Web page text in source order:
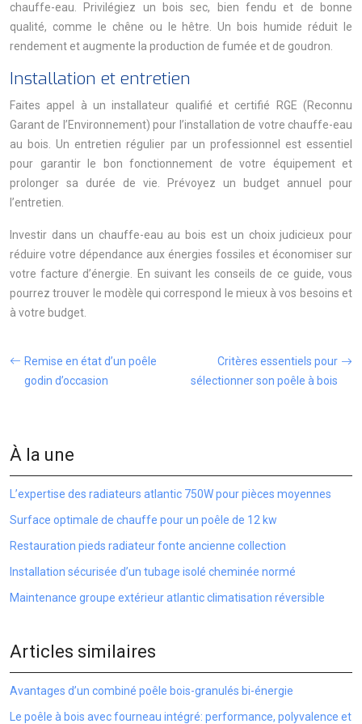
chauffe-eau. Privilégiez un bois sec, bien fendu et de bonne
qualité, comme le chêne ou le hêtre. Un bois humide réduit le
rendement et augmente la production de fumée et de goudron.
Installation et entretien
Faites appel à un installateur qualifié et certifié RGE (Reconnu
Garant de l’Environnement) pour l’installation de votre chauffe-eau
au bois. Un entretien régulier par un professionnel est essentiel
pour garantir le bon fonctionnement de votre équipement et
prolonger sa durée de vie. Prévoyez un budget annuel pour
l’entretien.
Investir dans un chauffe-eau au bois est un choix judicieux pour
réduire votre dépendance aux énergies fossiles et économiser sur
votre facture d’énergie. En suivant les conseils de ce guide, vous
pourrez trouver le modèle qui correspond le mieux à vos besoins et
à votre budget.
Remise en état d’un poêle
godin d’occasion
Critères essentiels pour
sélectionner son poêle à bois
À la une
L’expertise des radiateurs atlantic 750W pour pièces moyennes
Surface optimale de chauffe pour un poêle de 12 kw
Restauration pieds radiateur fonte ancienne collection
Installation sécurisée d’un tubage isolé cheminée normé
Maintenance groupe extérieur atlantic climatisation réversible
Articles similaires
Avantages d’un combiné poêle bois-granulés bi-énergie
Le poêle à bois avec fourneau intégré: performance, polyvalence et